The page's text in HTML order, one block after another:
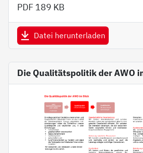
PDF 189 KB
Datei herunterladen
Die Qualitätspolitik der AWO